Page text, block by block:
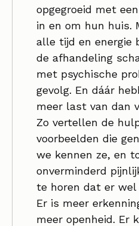
opgegroeid met
in en om hun huis.
alle tijd en energie
de afhandeling
met psychische
gevolg. En dáár
meer last van dan
Zo vertellen de
voorbeelden die
we kennen ze, en
onverminderd
te horen dat er wel
Er is meer
meer openheid. Er